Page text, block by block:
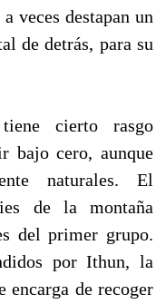
veces destapan un
de detrás, para su
cierto rasgo
bajo cero, aunque
naturales. El
de la montaña
del primer grupo.
por Ithun, la
encarga de recoger